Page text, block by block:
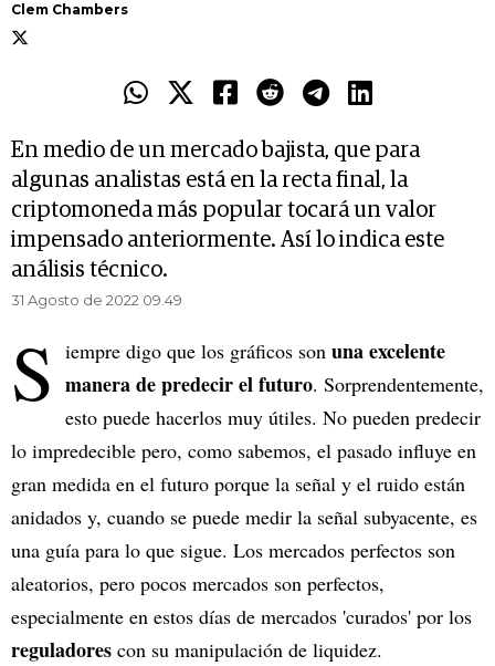
Clem Chambers
En medio de un mercado bajista, que para
algunas analistas está en la recta final, la
criptomoneda más popular tocará un valor
impensado anteriormente. Así lo indica este
análisis técnico.
31 Agosto de 2022 09.49
S iempre digo que los gráficos son una excelente
manera de predecir el futuro. Sorprendentemente,
esto puede hacerlos muy útiles. No pueden predecir
lo impredecible pero, como sabemos, el pasado influye en
gran medida en el futuro porque la señal y el ruido están
anidados y, cuando se puede medir la señal subyacente, es
una guía para lo que sigue. Los mercados perfectos son
aleatorios, pero pocos mercados son perfectos,
especialmente en estos días de mercados 'curados' por los
reguladores con su manipulación de liquidez.